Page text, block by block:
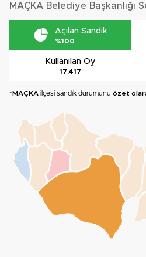
MAÇKA Belediye Başkanlığı
Açılan Sandık
%100
Kullanılan Oy
17.417
*MAÇKA ilçesi sandık durumunu özet